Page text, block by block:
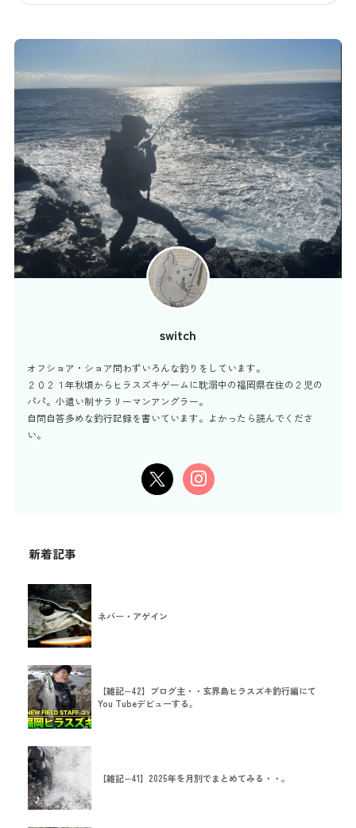
switch
オフショア・ショア問わずいろんな釣りをしています。
２０２１年秋頃からヒラスズキゲームに耽溺中の福岡県在住の２児の
パパ。小遣い制サラリーマンアングラー。
自問自答多めな釣行記録を書いています。よかったら読んでくださ
い。
新着記事
ネバー・アゲイン
【雑記−42】ブログ主・・玄界島ヒラスズキ釣行編にて
You Tubeデビューする。
【雑記−41】2025年を月別でまとめてみる・・。